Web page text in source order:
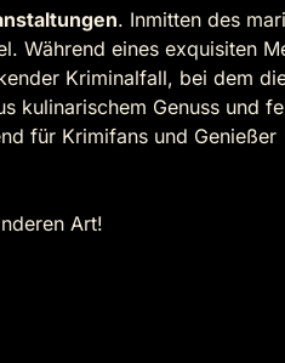
. Inmitten des
Während eines exquisiten
Kriminalfall, bei dem
kulinarischem Genuss und
für Krimifans und Genießer
Art!